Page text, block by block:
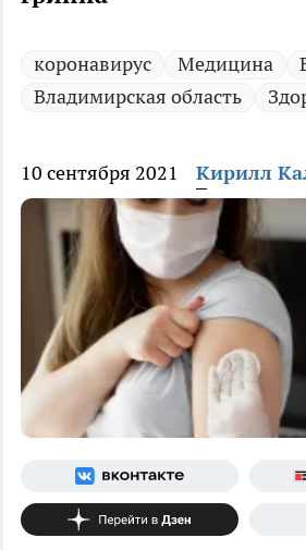
коронавирус Медицина
Владимирская область
10 сентября 2021 Кирилл